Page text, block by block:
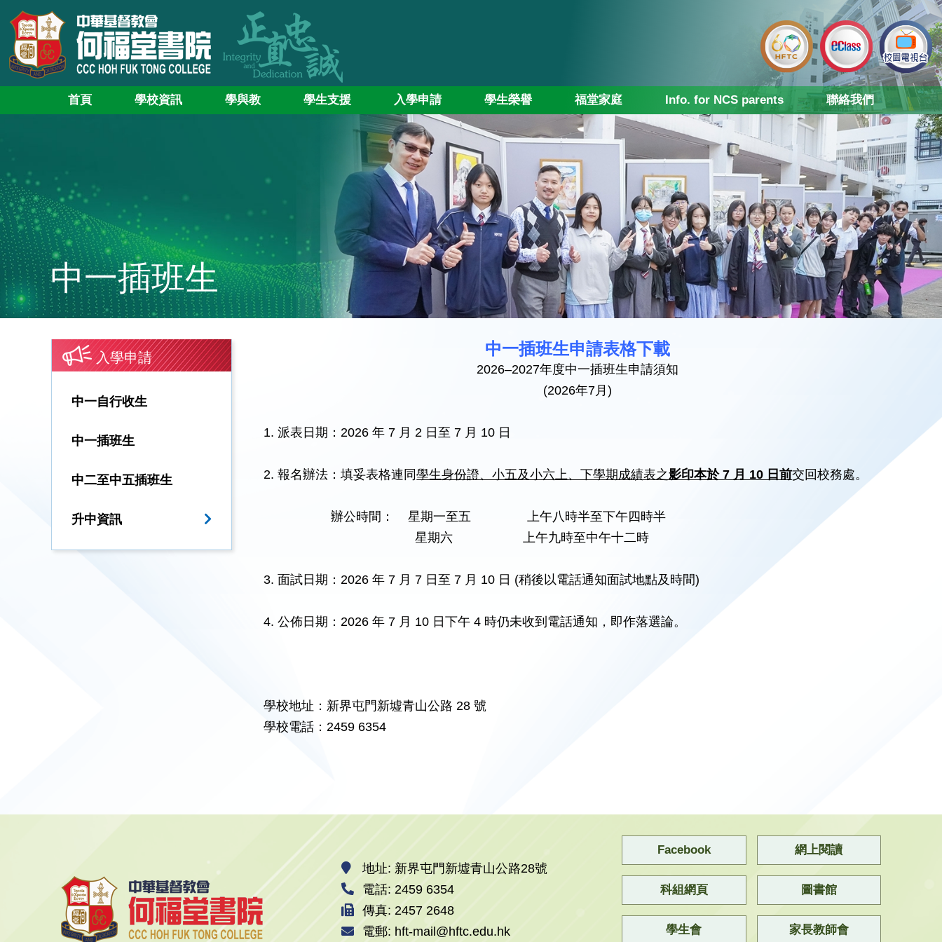
首頁 學校資訊 學與教 學生支援 入學申請 學生榮譽 福堂家庭 Info. for NCS parents 聯絡我們
中一插班生
入學申請
中一自行收生
中一插班生
中二至中五插班生
升中資訊
中一插班生申請表格下載
2026–2027年度中一插班生申請須知
(2026年7月)
1. 派表日期：2026 年 7 月 2 日至 7 月 10 日
2. 報名辦法：填妥表格連同學生身份證、小五及小六上、下學期成績表之影印本於 7 月 10 日前交回校務處。
辦公時間： 星期一至五 上午八時半至下午四時半
星期六 上午九時至中午十二時
3. 面試日期：2026 年 7 月 7 日至 7 月 10 日 (稍後以電話通知面試地點及時間)
4. 公佈日期：2026 年 7 月 10 日下午 4 時仍未收到電話通知，即作落選論。
學校地址：新界屯門新墟青山公路 28 號
學校電話：2459 6354
地址: 新界屯門新墟青山公路28號
電話: 2459 6354
傳真: 2457 2648
電郵: hft-mail@hftc.edu.hk
Facebook 網上閱讀
科組網頁 圖書館
學生會 家長教師會